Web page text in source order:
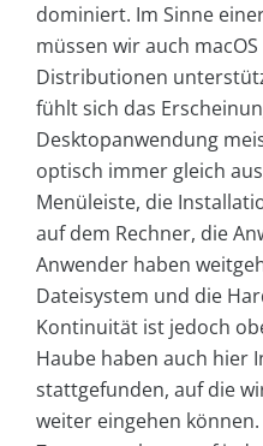
dominiert. Im Sinne
müssen wir auch
Distributionen
fühlt sich das
Desktopanwendung
optisch immer gleich
Menüleiste, die
auf dem Rechner, die
Anwender haben
Dateisystem und die
Kontinuität ist jedoch
Haube haben auch hier
stattgefunden, auf die
weiter eingehen